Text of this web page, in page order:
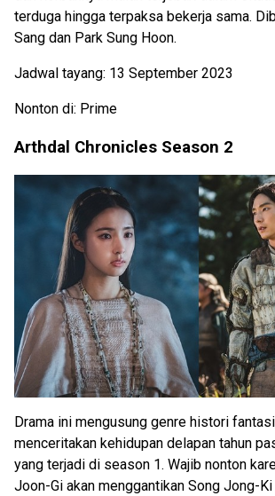
terduga hingga terpaksa bekerja sama.
Sang dan Park Sung Hoon.
Jadwal tayang: 13 September 2023
Nonton di: Prime
Arthdal Chronicles Season 2
Drama ini mengusung genre histori
menceritakan kehidupan delapan tahun
yang terjadi di season 1. Wajib nonton
Joon-Gi akan menggantikan Song Jong-